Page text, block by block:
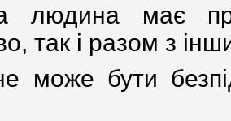
людина має
так і разом з
може бути